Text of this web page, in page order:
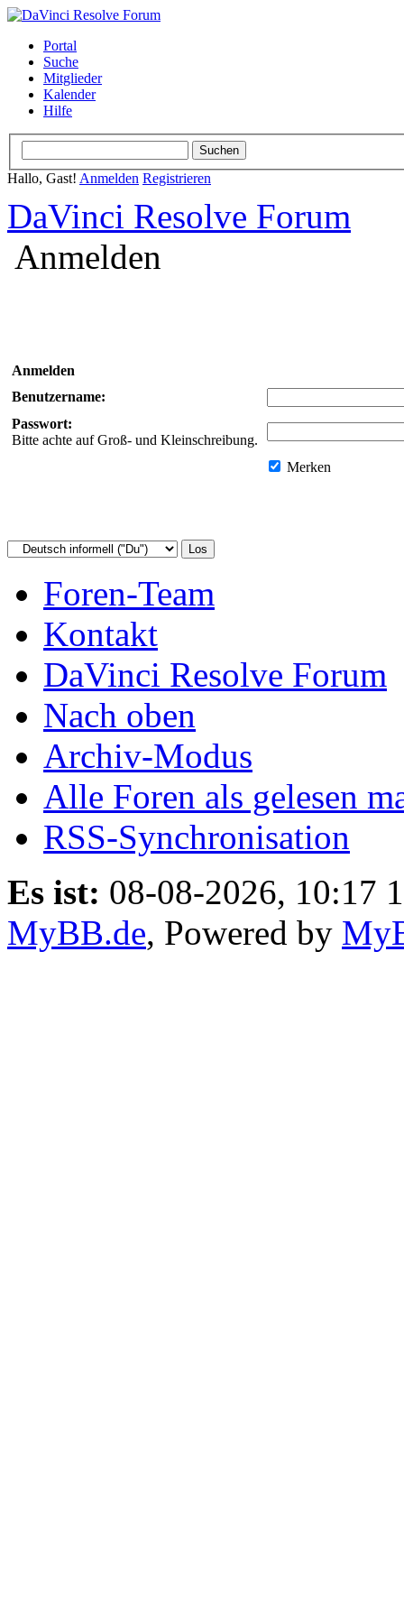
Portal
Suche
Mitglieder
Kalender
Hilfe
Hallo, Gast! Anmelden Registrieren
DaVinci Resolve Forum
Anmelden
Anmelden
Benutzername:
Passwort:
Bitte achte auf Groß- und Kleinschreibung.
Merken
Foren-Team
Kontakt
DaVinci Resolve Forum
Nach oben
Archiv-Modus
Alle Foren als gelesen
RSS-Synchronisation
Es ist: 08-08-2026, 10:17
MyBB.de, Powered by